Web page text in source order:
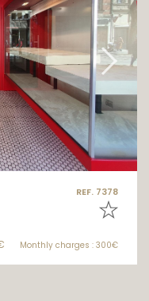
REF. 7378
Monthly charges : 300€